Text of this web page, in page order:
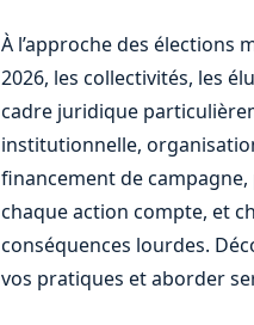
À l’approche des élections
2026, les collectivités, les
cadre juridique
institutionnelle,
financement de
chaque action compte, et
conséquences lourdes.
vos pratiques et aborder